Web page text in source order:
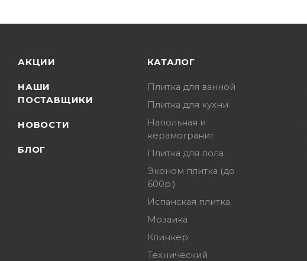
АКЦИИ
НАШИ
ПОСТАВЩИКИ
НОВОСТИ
БЛОГ
КАТАЛОГ
Плитка для ванной
Плитка для кухни
Напольная и
керамогранит
Плитка для пола
Эконом плитка (до
600р.)
Испанская плитка
Мозаика
Клинкер
Технический